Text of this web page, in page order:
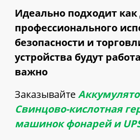
Идеально подходит
профессионального
безопасности и
устройства будут
важно
Заказывайте
Свинцово-кислотная
машинок фонарей и